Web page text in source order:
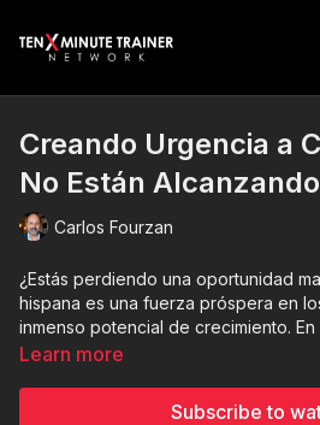
Creando Urgencia a
No Están
Carlos Fourzan
¿Estás perdiendo una oportunidad
hispana es una fuerza próspera en
inmenso potencial de crecimiento. En
exploraremos las razones
Learn more
Subscribe to